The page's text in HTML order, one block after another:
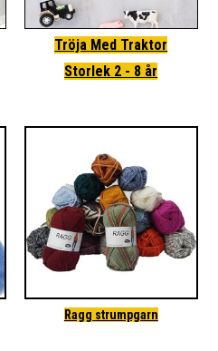
Tröja Med Traktor
Storlek 2 - 8 år
Ragg strumpgarn